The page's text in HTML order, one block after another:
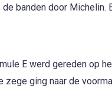
banden door
E werd gereden op
zege ging naar de